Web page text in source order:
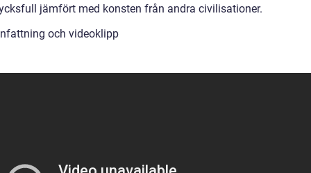
jämfört med konsten från andra civilisationer.
och videoklipp